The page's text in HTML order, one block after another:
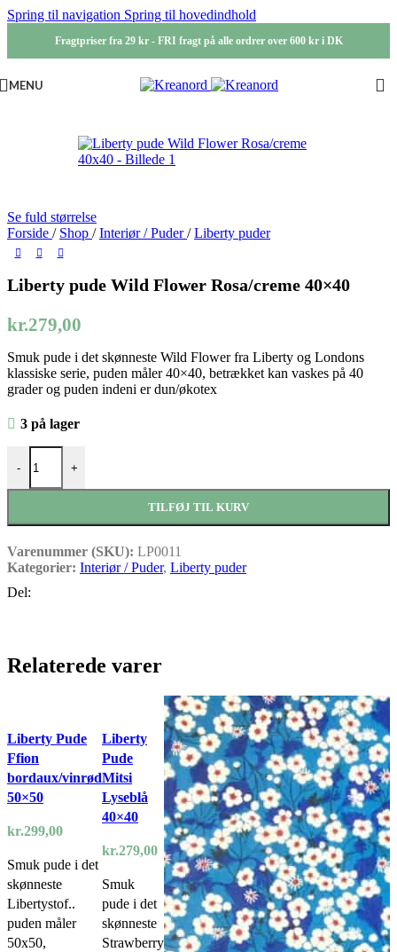
Spring til navigation Spring til hovedindhold
Fragtpriser fra 29 kr - FRI fragt på alle ordrer over 600 kr i DK
MENU
Se fuld størrelse
Forside / Shop / Interiør / Puder/ Liberty puder
Liberty pude Wild Flower Rosa/creme 40×40
kr.279,00
Smuk pude i det skønneste Wild Flower fra Liberty og Londons
klassiske serie, puden måler 40×40, betrækket kan vaskes på 40
grader og puden indeni er dun/økotex
3 på lager
-
Liberty pude Wild Flower Rosa/creme 40x40 antal
+
TILFØJ TIL KURV
Varenummer (SKU): LP0011
Kategorier: Interiør / Puder, Liberty puder
Del:
Relaterede varer
Liberty Pude
Ffion
bordaux/vinrød
50×50
kr.299,00
Smuk pude i det
skønneste
Libertystof..
puden måler
50x50,
Liberty
Pude
Mitsi
Lyseblå
40×40
kr.279,00
Smuk
pude i det
skønneste
Strawberry